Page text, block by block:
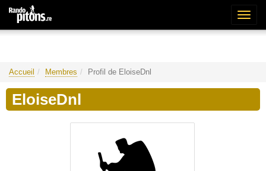
Accueil Membres Profil de EloiseDnl
EloiseDnl